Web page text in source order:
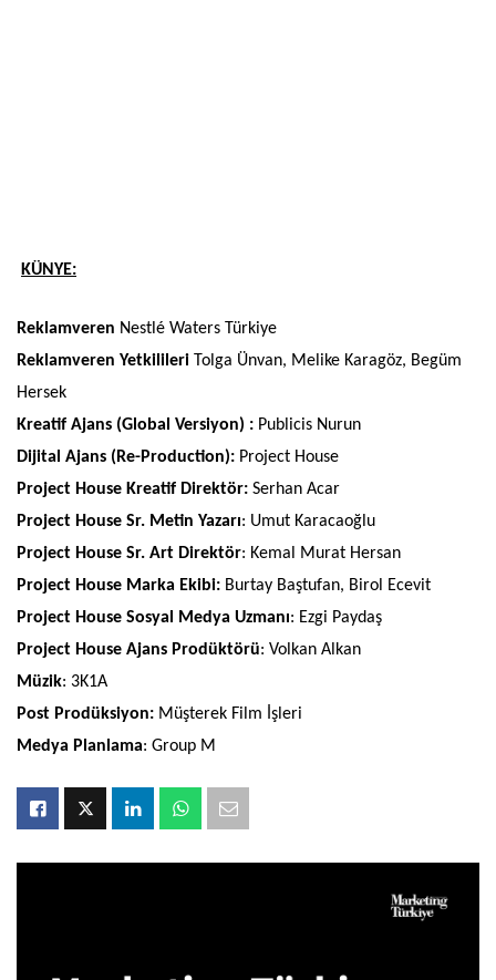
KÜNYE:
Reklamveren Nestlé Waters Türkiye
Reklamveren Yetkilileri Tolga Ünvan, Melike Karagöz, Begüm
Hersek
Kreatif Ajans (Global Versiyon) : Publicis Nurun
Dijital Ajans (Re-Production): Project House
Project House Kreatif Direktör:Serhan Acar
Project House Sr. Metin Yazarı: Umut Karacaoğlu
Project House Sr. Art Direktör: Kemal Murat Hersan
Project House Marka Ekibi: Burtay Baştufan, Birol Ecevit
Project House Sosyal Medya Uzmanı: Ezgi Paydaş
Project House Ajans Prodüktörü: Volkan Alkan
Müzik: 3K1A
Post Prodüksiyon: Müşterek Film İşleri
Medya Planlama: Group M